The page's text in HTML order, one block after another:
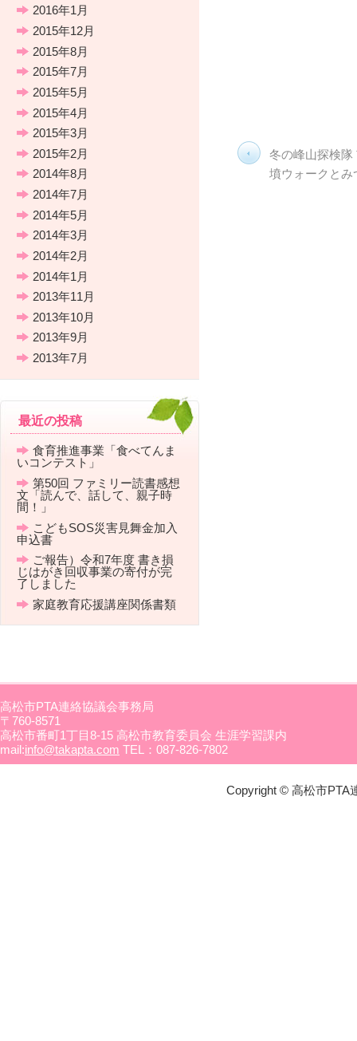
冬の峰山探検隊
墳ウォークと
2016年1月
2015年12月
2015年8月
2015年7月
2015年5月
2015年4月
2015年3月
2015年2月
2014年8月
2014年7月
2014年5月
2014年3月
2014年2月
2014年1月
2013年11月
2013年10月
2013年9月
2013年7月
最近の投稿
食育推進事業「食べてんま
いコンテスト」
第50回 ファミリー読書感想
文「読んで、話して、親子時
間！」
こどもSOS災害見舞金加入
申込書
ご報告）令和7年度 書き損
じはがき回収事業の寄付が完
了しました
家庭教育応援講座関係書類
高松市PTA連絡協議会事務局
〒760-8571
高松市番町1丁目8-15 高松市教育委員会 生涯学習課内
mail:info@takapta.com TEL：087-826-7802
Copyright © 高松市PTA